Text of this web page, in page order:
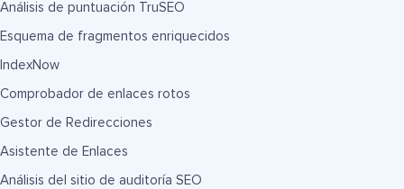
Análisis de puntuación TruSEO
Esquema de fragmentos enriquecidos
IndexNow
Comprobador de enlaces rotos
Gestor de Redirecciones
Asistente de Enlaces
Análisis del sitio de auditoría SEO